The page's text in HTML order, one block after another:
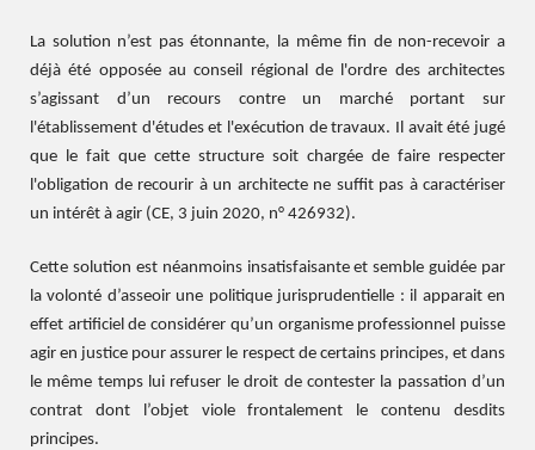
La solution n’est pas étonnante, la même fin de non-recevoir a
déjà été opposée au conseil régional de l'ordre des architectes
s’agissant d’un recours contre un marché portant sur
l'établissement d'études et l'exécution de travaux. Il avait été jugé
que le fait que cette structure soit chargée de faire respecter
l'obligation de recourir à un architecte ne suffit pas à caractériser
un intérêt à agir (CE, 3 juin 2020, n° 426932).
Cette solution est néanmoins insatisfaisante et semble guidée par
la volonté d’asseoir une politique jurisprudentielle : il apparait en
effet artificiel de considérer qu’un organisme professionnel puisse
agir en justice pour assurer le respect de certains principes, et dans
le même temps lui refuser le droit de contester la passation d’un
contrat dont l’objet viole frontalement le contenu desdits
principes.